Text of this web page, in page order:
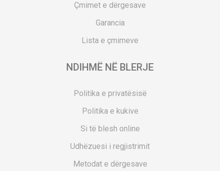
Çmimet e dërgesave
Garancia
Lista e çmimeve
NDIHMË NË BLERJE
Politika e privatësisë
Politika e kukive
Si të blesh online
Udhëzuesi i regjistrimit
Metodat e dërgesave